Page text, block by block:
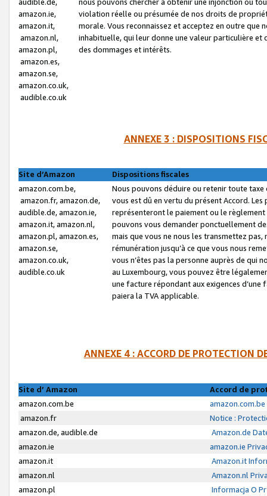
amazon.ie,
amazon.it,
amazon.nl,
amazon.pl,
amazon.es,
amazon.se,
amazon.co.uk,
audible.co.uk
violation réelle ou présumée de nos droits de
morale. Vous reconnaissez et acceptez en outre que
inhabituelle, qui leur donne une valeur particulière
des dommages et intérêts.
ANNEXE 3 : DISPOSITIONS
Site d’Amazon
Dispositions fiscales
amazon.com.be,
amazon.fr, amazon.de,
audible.de, amazon.ie,
amazon.it, amazon.nl,
amazon.pl, amazon.es,
amazon.se,
amazon.co.uk,
audible.co.uk
Nous pouvons déduire ou retenir toute
vous est dû en vertu du présent Accord.
représenteront le paiement ou le
pouvons vous demander ponctuellement
mais que vous ne nous les transmettez
rémunération jusqu’à ce que vous nous
vous n’êtes pas la personne auprès de qui
au Luxembourg, vous pouvez être
une facture répondant aux exigences
paiera la TVA applicable.
ANNEXE 4 : ACCORD DE PROTECTION
Site d’ Amazon
Accord de
amazon.com.be
amazon.fr
Notice :
amazon.de, audible.de
Amazon.de
amazon.ie
amazon.ie
amazon.it
Amazon.it
amazon.nl
Amazon.nl
amazon.pl
Informacja O